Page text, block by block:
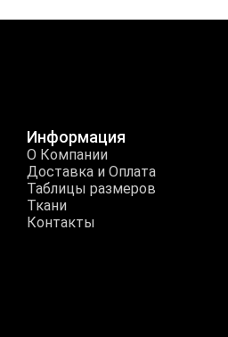
Информация
О Компании
Доставка и Оплата
Таблицы размеров
Ткани
Контакты